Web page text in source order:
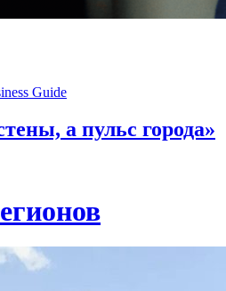
Guide
а пульс города»